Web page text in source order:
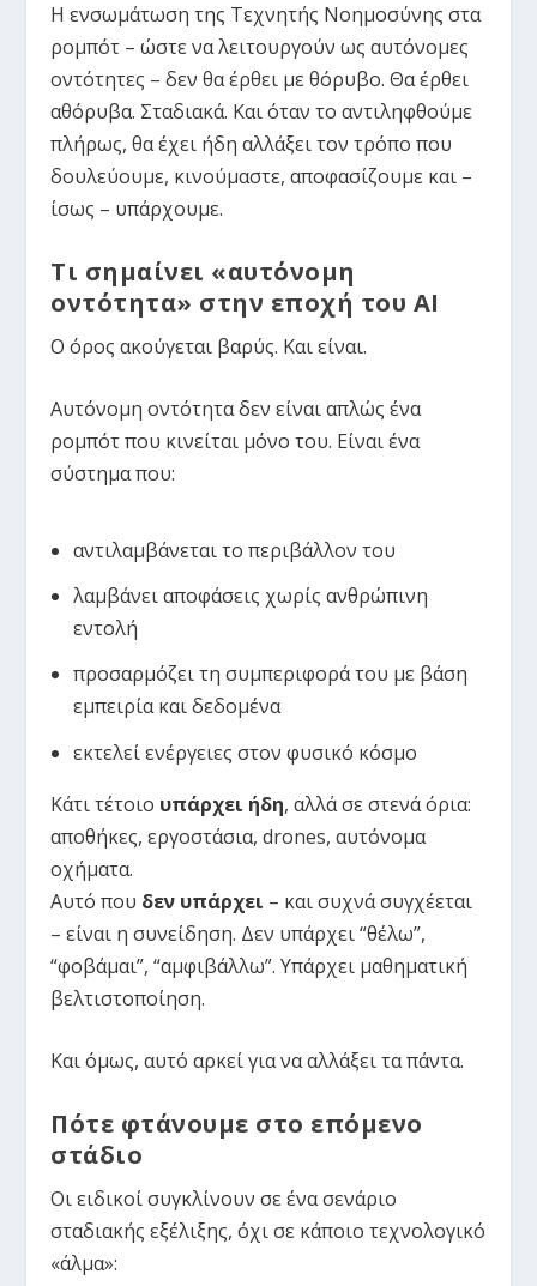
Η ενσωμάτωση της Τεχνητής Νοημοσύνης στα
ρομπότ – ώστε να λειτουργούν ως αυτόνομες
οντότητες – δεν θα έρθει με θόρυβο. Θα έρθει
αθόρυβα. Σταδιακά. Και όταν το αντιληφθούμε
πλήρως, θα έχει ήδη αλλάξει τον τρόπο που
δουλεύουμε, κινούμαστε, αποφασίζουμε και –
ίσως – υπάρχουμε.
Τι σημαίνει «αυτόνομη
οντότητα» στην εποχή του ΑΙ
Ο όρος ακούγεται βαρύς. Και είναι.
Αυτόνομη οντότητα δεν είναι απλώς ένα
ρομπότ που κινείται μόνο του. Είναι ένα
σύστημα που:
αντιλαμβάνεται το περιβάλλον του
λαμβάνει αποφάσεις χωρίς ανθρώπινη
εντολή
προσαρμόζει τη συμπεριφορά του με βάση
εμπειρία και δεδομένα
εκτελεί ενέργειες στον φυσικό κόσμο
Κάτι τέτοιο υπάρχει ήδη, αλλά σε στενά όρια:
αποθήκες, εργοστάσια, drones, αυτόνομα
οχήματα.
Αυτό που δεν υπάρχει – και συχνά συγχέεται
– είναι η συνείδηση. Δεν υπάρχει “θέλω”,
“φοβάμαι”, “αμφιβάλλω”. Υπάρχει μαθηματική
βελτιστοποίηση.
Και όμως, αυτό αρκεί για να αλλάξει τα πάντα.
Πότε φτάνουμε στο επόμενο
στάδιο
Οι ειδικοί συγκλίνουν σε ένα σενάριο
σταδιακής εξέλιξης, όχι σε κάποιο τεχνολογικό
«άλμα»: